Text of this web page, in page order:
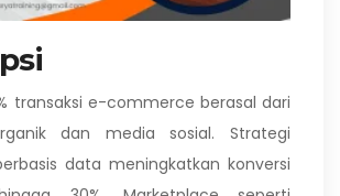
transaksi e-commerce berasal dari
dan media sosial. Strategi
data meningkatkan konversi